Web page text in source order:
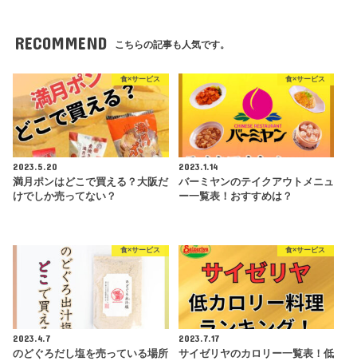
RECOMMEND こちらの記事も人気です。
食×サービス
2023.5.20
満月ポンはどこで買える？大阪だ
けでしか売ってない？
食×サービス
2023.1.14
バーミヤンのテイクアウトメニュ
ー一覧表！おすすめは？
食×サービス
2023.4.7
のどぐろだし塩を売っている場所
食×サービス
2023.7.17
サイゼリヤのカロリー一覧表！低